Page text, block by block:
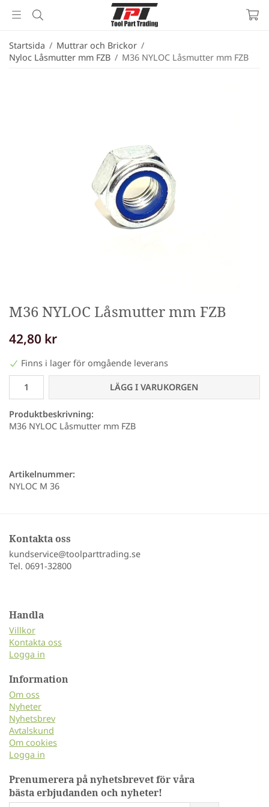
Startsida / Muttrar och Brickor /
Nyloc Låsmutter mm FZB / M36 NYLOC Låsmutter mm FZB
M36 NYLOC Låsmutter mm FZB
42,80 kr
Finns i lager för omgående leverans
LÄGG I VARUKORGEN
Produktbeskrivning:
M36 NYLOC Låsmutter mm FZB
Artikelnummer:
NYLOC M 36
Kontakta oss
kundservice@toolparttrading.se
Tel. 0691-32800
Handla
Villkor
Kontakta oss
Logga in
Information
Om oss
Nyheter
Nyhetsbrev
Avtalskund
Om cookies
Logga in
Prenumerera på nyhetsbrevet för våra
bästa erbjudanden och nyheter!